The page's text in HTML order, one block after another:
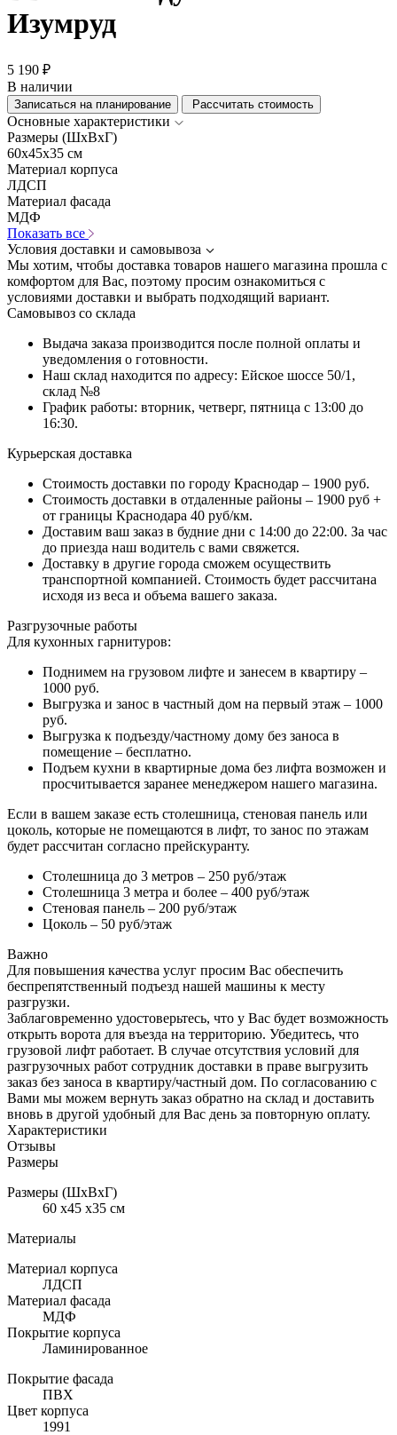
Изумруд
5 190 ₽
В наличии
Записаться на планирование Рассчитать стоимость
Основные характеристики
Размеры (ШхВхГ)
60x45x35 см
Материал корпуса
ЛДСП
Материал фасада
МДФ
Показать все
Условия доставки и самовывоза
Мы хотим, чтобы доставка товаров нашего магазина прошла с
комфортом для Вас, поэтому просим ознакомиться с
условиями доставки и выбрать подходящий вариант.
Самовывоз со склада
Выдача заказа производится после полной оплаты и
уведомления о готовности.
Наш склад находится по адресу: Ейское шоссе 50/1,
склад №8
График работы: вторник, четверг, пятница с 13:00 до
16:30.
Курьерская доставка
Стоимость доставки по городу Краснодар – 1900 руб.
Стоимость доставки в отдаленные районы – 1900 руб +
от границы Краснодара 40 руб/км.
Доставим ваш заказ в будние дни с 14:00 до 22:00. За час
до приезда наш водитель с вами свяжется.
Доставку в другие города сможем осуществить
транспортной компанией. Стоимость будет рассчитана
исходя из веса и объема вашего заказа.
Разгрузочные работы
Для кухонных гарнитуров:
Поднимем на грузовом лифте и занесем в квартиру –
1000 руб.
Выгрузка и занос в частный дом на первый этаж – 1000
руб.
Выгрузка к подъезду/частному дому без заноса в
помещение – бесплатно.
Подъем кухни в квартирные дома без лифта возможен и
просчитывается заранее менеджером нашего магазина.
Если в вашем заказе есть столешница, стеновая панель или
цоколь, которые не помещаются в лифт, то занос по этажам
будет рассчитан согласно прейскуранту.
Столешница до 3 метров – 250 руб/этаж
Столешница 3 метра и более – 400 руб/этаж
Стеновая панель – 200 руб/этаж
Цоколь – 50 руб/этаж
Важно
Для повышения качества услуг просим Вас обеспечить
беспрепятственный подъезд нашей машины к месту
разгрузки.
Заблаговременно удостоверьтесь, что у Вас будет возможность
открыть ворота для въезда на территорию. Убедитесь, что
грузовой лифт работает. В случае отсутствия условий для
разгрузочных работ сотрудник доставки в праве выгрузить
заказ без заноса в квартиру/частный дом. По согласованию с
Вами мы можем вернуть заказ обратно на склад и доставить
вновь в другой удобный для Вас день за повторную оплату.
Характеристики
Отзывы
Размеры
Размеры (ШхВхГ)
60 x45 x35 см
Материалы
Материал корпуса
ЛДСП
Материал фасада
МДФ
Покрытие корпуса
Ламинированное
Покрытие фасада
ПВХ
Цвет корпуса
1991